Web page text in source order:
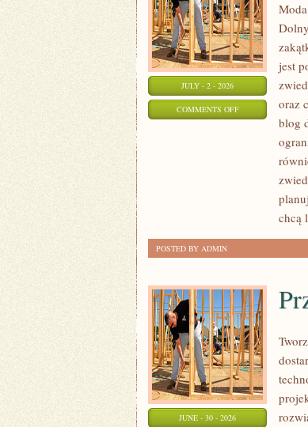
JULY - 2 - 2026
COMMENTS OFFON
WOJEWÓDZTWO
DOLNOŚLĄSKIE
jest
oraz
blog
chcą
POSTED BY ADMIN
JUNE - 30 - 2026